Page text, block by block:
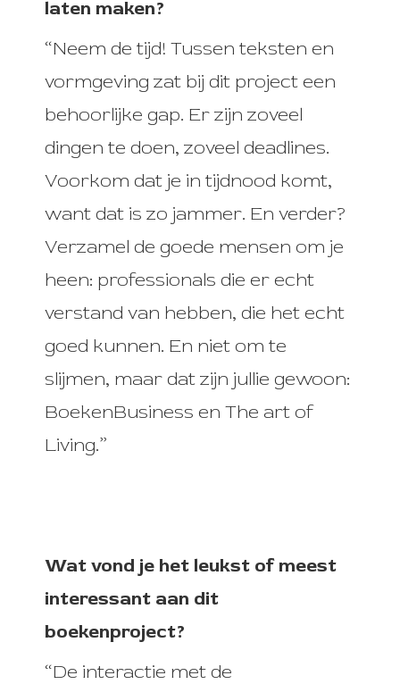
laten maken?
“Neem de tijd! Tussen teksten en
vormgeving zat bij dit project een
behoorlijke gap. Er zijn zoveel
dingen te doen, zoveel deadlines.
Voorkom dat je in tijdnood komt,
want dat is zo jammer. En verder?
Verzamel de goede mensen om je
heen: professionals die er echt
verstand van hebben, die het echt
goed kunnen. En niet om te
slijmen, maar dat zijn jullie gewoon:
BoekenBusiness en The art of
Living.”
Wat vond je het leukst of meest
interessant aan dit
boekenproject?
“De interactie met de